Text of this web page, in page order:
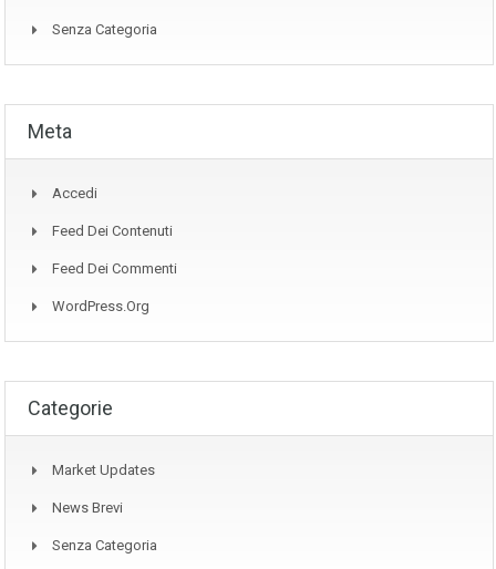
Senza Categoria
Meta
Accedi
Feed Dei Contenuti
Feed Dei Commenti
WordPress.org
Categorie
Market Updates
News Brevi
Senza Categoria